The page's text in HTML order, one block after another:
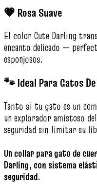
💗 Rosa Suave
El color Cute Darling
encanto delicado —
esponjosos.
🐾 Ideal Para Gatos
Tanto si tu gato es un
un explorador amistoso
seguridad sin limitar su
Un collar para gato de
Darling, con sistema
seguridad.